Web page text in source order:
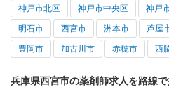
神戸市北区 神戸市中央区 神戸
明石市 西宮市 洲本市 芦屋
豊岡市 加古川市 赤穂市 西
兵庫県西宮市の薬剤師求人を路線